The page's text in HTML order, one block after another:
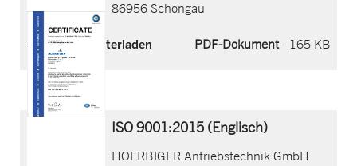
86956 Schongau
Jetzt herunterladen PDF-Dokument- 165 KB
ISO 9001:2015 (Englisch)
HOERBIGER Antriebstechnik GmbH